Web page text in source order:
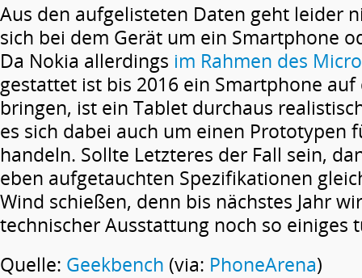
Aus den aufgelisteten Daten geht leider
sich bei dem Gerät um ein Smartphone
Da Nokia allerdings im Rahmen des
gestattet ist bis 2016 ein Smartphone
bringen, ist ein Tablet durchaus
es sich dabei auch um einen Prototypen
handeln. Sollte Letzteres der Fall sein,
eben aufgetauchten Spezifikationen
Wind schießen, denn bis nächstes Jahr
technischer Ausstattung noch so einiges
Quelle: Geekbench (via: PhoneArena)